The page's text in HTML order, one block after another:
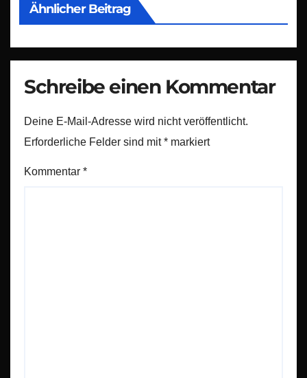
Ähnlicher Beitrag
Schreibe einen Kommentar
Deine E-Mail-Adresse wird nicht veröffentlicht.
Erforderliche Felder sind mit* markiert
Kommentar *